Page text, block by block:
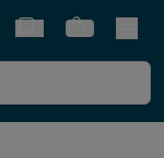
SnabbvalVarukorg